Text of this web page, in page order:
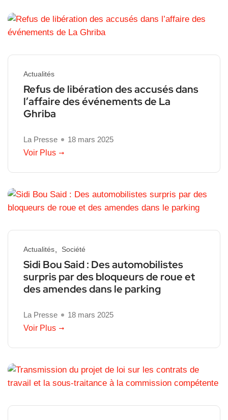
Actualités
Refus de libération des accusés dans
l’affaire des événements de La
Ghriba
La Presse
18 mars 2025
Voir Plus
Actualités Société
Sidi Bou Said : Des automobilistes
surpris par des bloqueurs de roue et
des amendes dans le parking
La Presse
18 mars 2025
Voir Plus